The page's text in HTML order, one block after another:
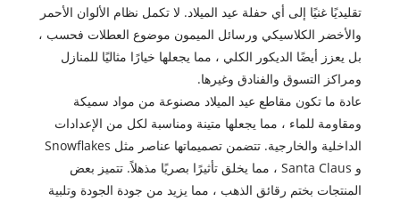
تقليديًا غنيًا إلى أي حفلة عيد الميلاد. لا تكمل نظام الألوان الأحمر
والأخضر الكلاسيكي ورسائل الميمون موضوع العطلات فحسب ،
بل يعزز أيضًا الديكور الكلي ، مما يجعلها خيارًا مثاليًا للمنازل
ومراكز التسوق والفنادق وغيرها.
عادة ما تكون مقاطع عيد الميلاد مصنوعة من مواد سميكة
ومقاومة للماء ، مما يجعلها متينة ومناسبة لكل من الإعدادات
الداخلية والخارجية. تتضمن تصميماتها عناصر مثل Snowflakes
و Santa Claus ، مما يخلق تأثيرًا بصريًا مذهلاً. تتميز بعض
المنتجات بختم رقائق الذهب ، مما يزيد من جودة الجودة وتلبية